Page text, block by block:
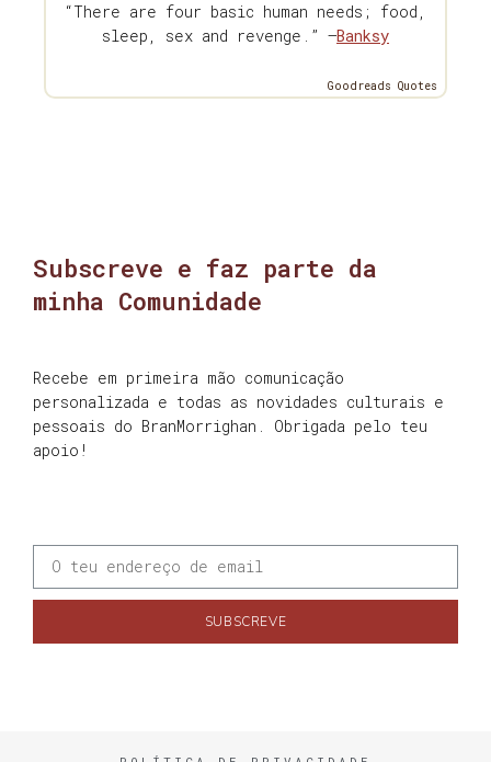
“There are four basic human needs; food,
sleep, sex and revenge.” —Banksy
Goodreads Quotes
Subscreve e faz parte da
minha Comunidade
Recebe em primeira mão comunicação
personalizada e todas as novidades culturais e
pessoais do BranMorrighan. Obrigada pelo teu
apoio!
SUBSCREVE